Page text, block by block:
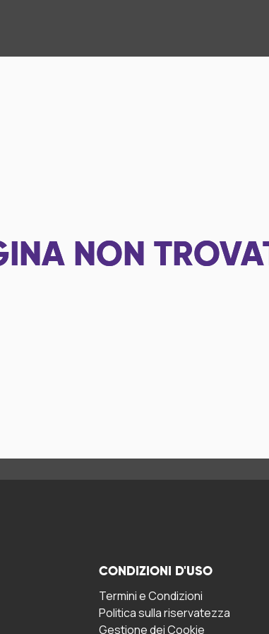
NON
CONDIZIONI D'USO
Termini e Condizioni
Politica sulla riservatezza
Gestione dei Cookie